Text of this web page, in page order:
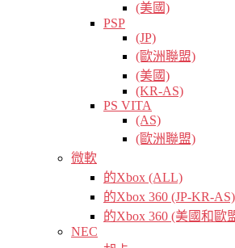
(美國)
PSP
(JP)
(歐洲聯盟)
(美國)
(KR-AS)
PS VITA
(AS)
(歐洲聯盟)
微軟
的Xbox (ALL)
的Xbox 360 (JP-KR-AS)
的Xbox 360 (美國和歐
NEC